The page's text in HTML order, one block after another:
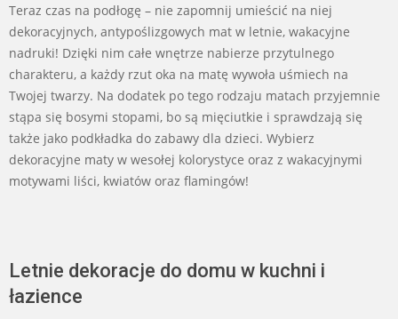
Teraz czas na podłogę – nie zapomnij umieścić na niej
dekoracyjnych, antypoślizgowych mat w letnie, wakacyjne
nadruki! Dzięki nim całe wnętrze nabierze przytulnego
charakteru, a każdy rzut oka na matę wywoła uśmiech na
Twojej twarzy. Na dodatek po tego rodzaju matach przyjemnie
stąpa się bosymi stopami, bo są mięciutkie i sprawdzają się
także jako podkładka do zabawy dla dzieci. Wybierz
dekoracyjne maty w wesołej kolorystyce oraz z wakacyjnymi
motywami liści, kwiatów oraz flamingów!
Letnie dekoracje do domu w kuchni i
łazience